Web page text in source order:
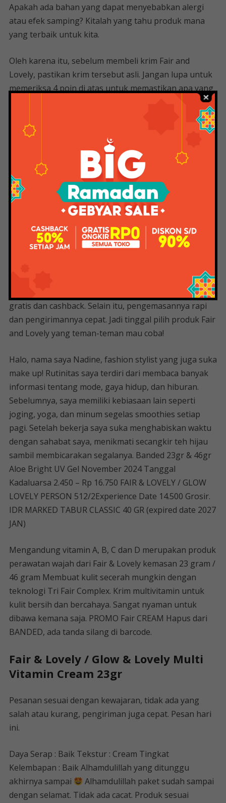
Apakah ada bahan yang dapat menyebabkan alergi
atau efek samping? Kitalah yang tahu produk mana
yang terbaik untuk kita.
Oleh karena itu, sebelum membeli krim Fair and
Lovely, pastikan krim tersebut asli. Jangan lupa untuk
memeriksa 4 poin di atas untuk memastikan apa yang
Anda kenakan. Produk asli membuat kulit kita lebih
sehat dan ternutrisi, sedangkan produk palsu jelas
berbahaya!
Daretochange By Indonesian Beauty
Blogger
Jadi jika sobat tidak mau repot untuk mencari produk
Fair and Lovely yang asli, langsung saja ke. Anda dapat
memilih rangkaian lengkap produk Fair and Lovely!
Kami sudah bekerja sama dengan toko terpercaya,
produk yang ditawarkan 100% original!
Belanja produk kecantikan jadi lebih menyenangkan
karena ada penawaran khusus. Nikmati pengiriman
gratis dan cashback. Selain itu, pengemasannya rapi
dan pengirimannya cepat. Jadi tinggal pilih produk Fair
and Lovely yang teman-teman mau coba!
Halo, nama saya Nadine, fashion stylist yang juga suka
make up! Rutinitas saya terdiri dari membaca banyak
informasi tentang mode, gaya hidup, dan hiburan.
Sebelumnya, saya memiliki kebiasaan lain seperti
joging, yoga, dan minum segelas smoothies setiap
pagi. Setelah bekerja saya suka menghabiskan waktu
dengan sahabat saya, menikmati secangkir teh hijau
sambil membicarakan segalanya. Banded 23gr & 46gr
Aloe Bright UV Gel November 2024 Tanggal
Kadaluarsa 2.450 – Rp 16.750 FAIR & LOVELY / GLOW
LOVELY PERSON 512/2Experience Date 14.500 Grosir.
IDR MARKED TABUR CLASSIC 40 GR (expired date 2027
JAN)
Mengandung vitamin A, B, C dan D merupakan produk
perawatan wajah dari Fair & Lovely kemasan 23 gram /
46 gram Membuat kulit secerah mungkin dengan
teknologi Tri Fair Complex. Krim multivitamin untuk
kulit bersih dan bercahaya. Sangat nyaman untuk
dibawa kemana saja. PROMO Fair CREAM Hapus dari
BANDED, ada tanda silang di barcode.
Fair & Lovely / Glow & Lovely Multi
Vitamin Cream 23gr
Pesanan sesuai dengan kewajaran, tidak ada yang
salah atau kurang, pengiriman juga cepat. Pesan hari
ini.
Daya Serap : Baik Tekstur : Cream Tingkat
Kelembapan : Baik Alhamdulillah yang ditunggu
akhirnya sampai
Alhamdulillah paket sudah sampai
dengan selamat. Tidak ada cacat. Produk sesuai